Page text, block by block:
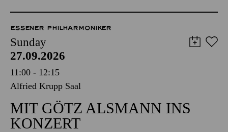
ESSENER PHILHARMONIKER
Sunday
27.09.2026
11:00 - 12:15
Alfried Krupp Saal
MIT GÖTZ ALSMANN INS
KONZERT